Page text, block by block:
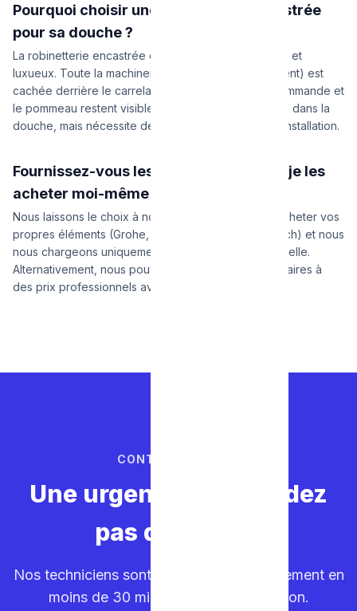
Pourquoi choisir une robinetterie encastrée
pour sa douche ?
La robinetterie encastrée offre un design minimaliste et
luxueux. Toute la machinerie (le corps d'encastrement) est
cachée derrière le carrelage. Seuls la plaque de commande et
le pommeau restent visibles. Cela libère de l'espace dans la
douche, mais nécessite de creuser le mur lors de l'installation.
Fournissez-vous les sanitaires ou dois-je les
acheter moi-même ?
Nous laissons le choix à nos clients. Vous pouvez acheter vos
propres éléments (Grohe, Hansgrohe, Villeroy & Boch) et nous
nous chargeons uniquement de la pose professionnelle.
Alternativement, nous pouvons vous fournir les sanitaires à
des prix professionnels avantageux.
CONTACTEZ-NOUS
Une urgence ? Ne perdez
pas de temps.
Nos techniciens sont sur la route. Déplacement en
moins de 30 minutes dans votre région.